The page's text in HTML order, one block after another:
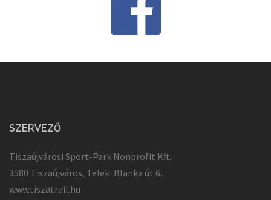
SZERVEZŐ
Tiszaújvárosi Sport-Park Nonprofit Kft.
3580 Tiszaújváros, Teleki Blanka út 6.
www.tiszatrail.hu